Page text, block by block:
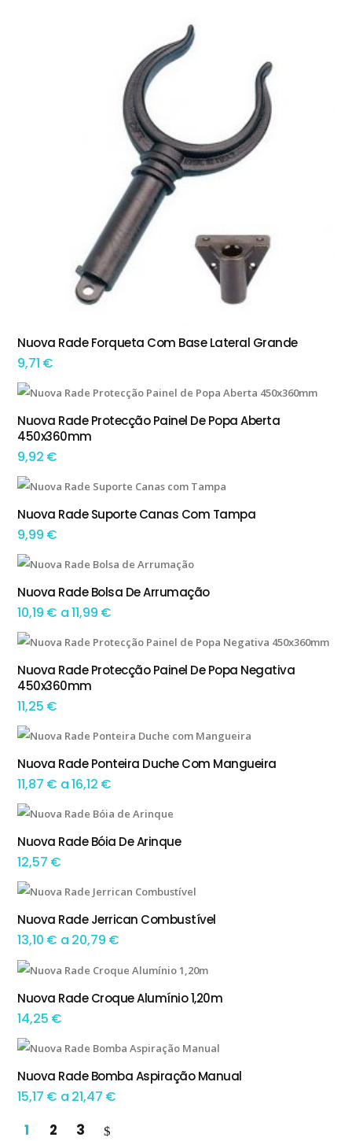
ADICIONAR
Nuova Rade Forqueta Com Base Lateral Grande
9,71 €
TEM OPÇÕES
Nuova Rade Protecção Painel De Popa Aberta
450x360mm
9,92 €
TEM OPÇÕES
Nuova Rade Suporte Canas Com Tampa
9,99 €
TEM OPÇÕES
Nuova Rade Bolsa De Arrumação
10,19 € a11,99 €
range:
10,19 €
TEM OPÇÕES
Nuova Rade Protecção Painel De Popa Negativa
450x360mm
11,25 €
TEM OPÇÕES
Nuova Rade Ponteira Duche Com Mangueira
11,87 € a16,12 €
range:
11,87 €
16,12 €
TEM OPÇÕES
Nuova Rade Bóia De Arinque
12,57 €
TEM OPÇÕES
Nuova Rade Jerrican Combustível
13,10 € a 20,79 €
range:
13,10 €
20,79 €
ADICIONAR
Nuova Rade Croque Alumínio 1,20m
14,25 €
TEM OPÇÕES
Nuova Rade Bomba Aspiração Manual
15,17 € a 21,47 €
1 2 3